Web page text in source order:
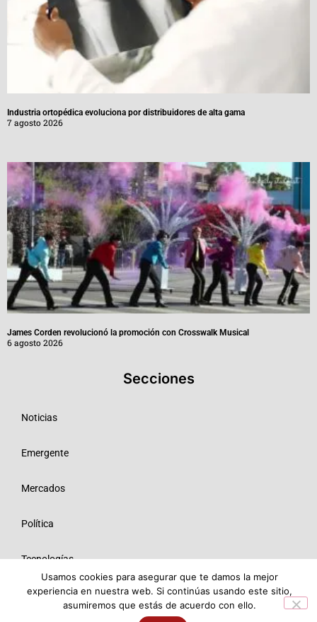
Industria ortopédica evoluciona por distribuidores de alta gama
7 agosto 2026
James Corden revolucionó la promoción con Crosswalk Musical
6 agosto 2026
Secciones
Noticias
Emergente
Mercados
Política
Tecnologías
Opinión
Usamos cookies para asegurar que te damos la mejor
experiencia en nuestra web. Si continúas usando este sitio,
asumiremos que estás de acuerdo con ello.